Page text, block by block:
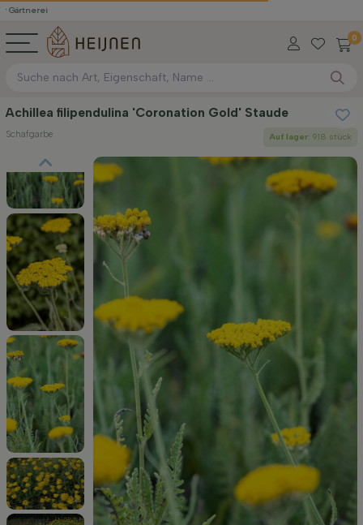
0
Achillea filipendulina 'Coronation Gold' Staude
Schafgarbe Auf lager: 918 stück